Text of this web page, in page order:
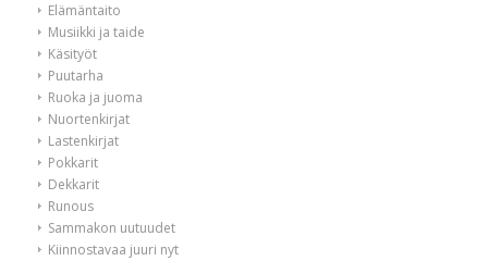
Elämäntaito
Musiikki ja taide
Käsityöt
Puutarha
Ruoka ja juoma
Nuortenkirjat
Lastenkirjat
Pokkarit
Dekkarit
Runous
Sammakon uutuudet
Kiinnostavaa juuri nyt